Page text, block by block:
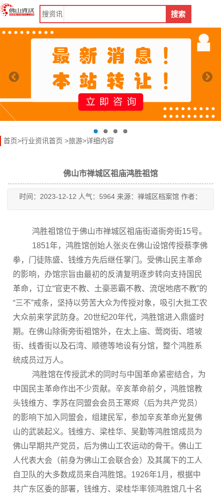
搜资讯 搜索
首页>行业资讯首页 >旅游>详细内容
佛山市禅城区祖庙鸿胜祖馆
时间：2023-12-12 人气：5964 来源：禅城区档案馆 作者：
鸿胜祖馆位于佛山市禅城区祖庙街道衙旁街15号。
1851年，鸿胜馆创始人张炎在佛山设馆传授蔡李佛
拳，门徒陈盛、钱维方先后继任掌门。受佛山民主革命
的影响，办馆宗旨由最初的反清复明逐步转向支持国民
革命，订立“官吏不教、土豪恶霸不教、流氓地痞不教”的
“三不”戒条，坚持以劳苦大众为传授对象，吸引大批工农
大众前来学武防身。20世纪20年代，鸿胜馆进入鼎盛时
期。在佛山除衙旁街祖馆外，在太上庙、莺岗街、塔坡
街、线香街以及石湾、顺德等地设有分馆，整个鸿胜系
统成员过万人。
鸿胜馆在传授武术的同时与中国革命紧密结合，为
中国民主革命作出不少贡献。辛亥革命前夕，鸿胜馆教
头钱维方、李苏在同盟会会员王寒烬（后为共产党员）
的影响下加入同盟会，组建民军，参加辛亥革命光复佛
山的武装起义。钱维方、梁桂华、吴勤等鸿胜馆成员为
佛山早期共产党员，后为佛山工农运动的骨干。佛山工
人代表大会（前身为佛山工会联合会）及其属下的工人
自卫队的大多数成员来自鸿胜馆。1926年1月，根据中
共广东区委的部署，钱维方、梁桂华率领鸿胜馆几十名